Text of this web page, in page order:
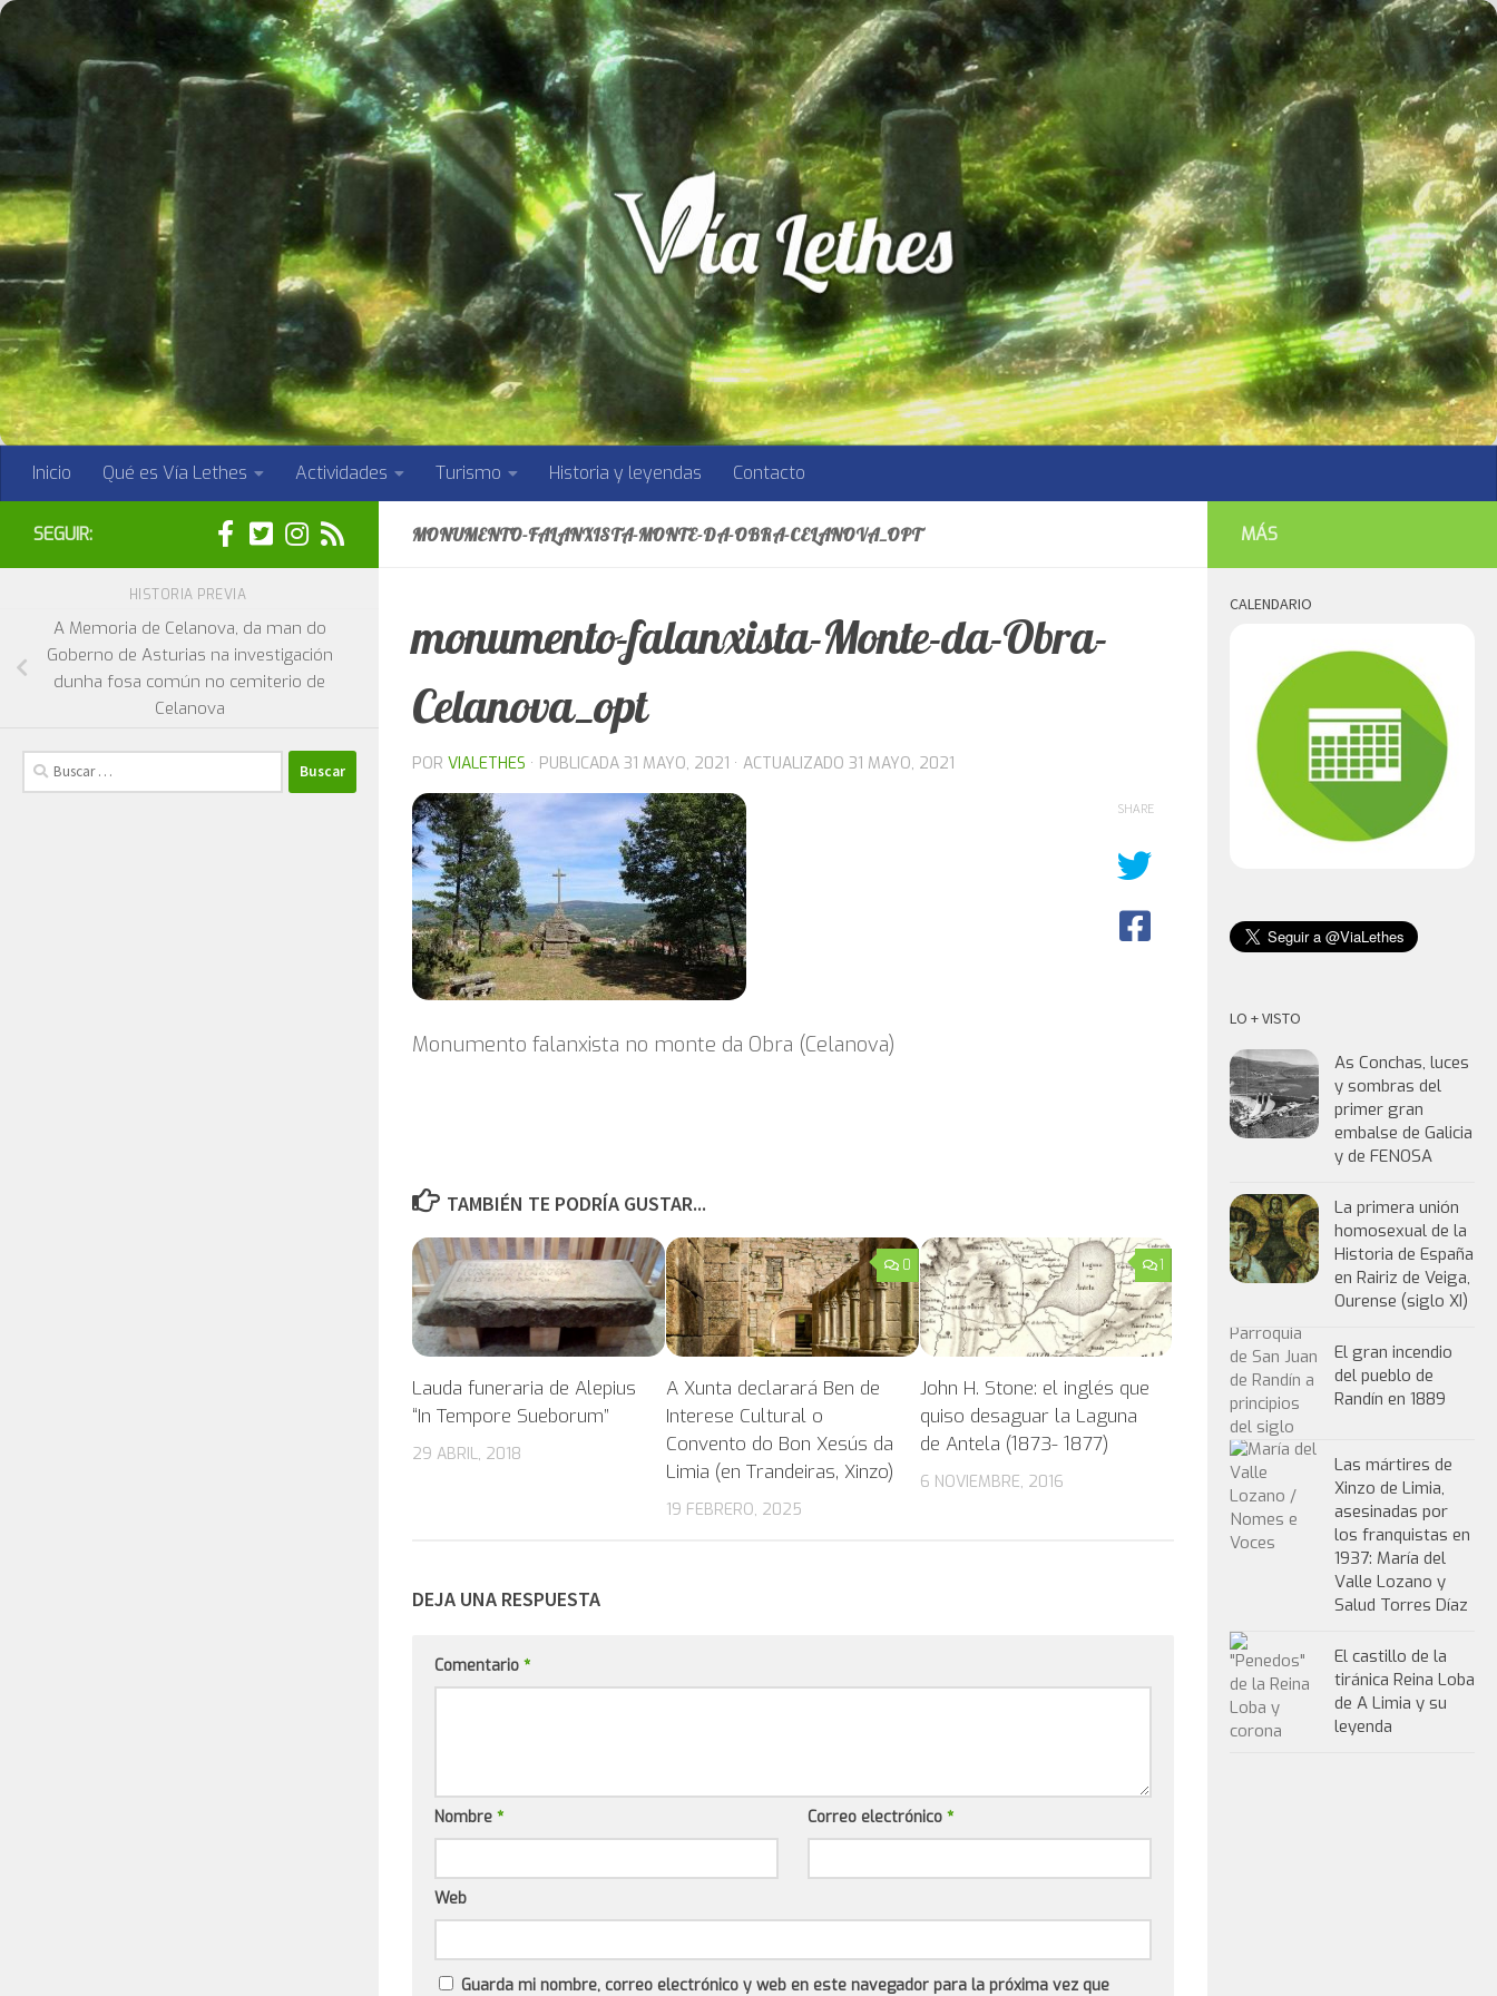
Saltar al contenido
Inicio Qué es Vía Lethes Actividades Turismo Historia y leyendas Contacto
MONUMENTO-FALANXISTA-MONTE-DA-OBRA-CELANOVA_OPT
monumento-falanxista-Monte-da-Obra-
Celanova_opt
POR VIALETHES · PUBLICADA 31 MAYO, 2021 · ACTUALIZADO 31 MAYO, 2021
Monumento falanxista no monte da Obra (Celanova)
SHARE
TAMBIÉN TE PODRÍA GUSTAR...
Lauda funeraria de Alepius
“In Tempore Sueborum”
29 ABRIL, 2018
0
A Xunta declarará Ben de
Interese Cultural o
Convento do Bon Xesús da
Limia (en Trandeiras, Xinzo)
19 FEBRERO, 2025
1
John H. Stone: el inglés que
quiso desaguar la Laguna
de Antela (1873- 1877)
6 NOVIEMBRE, 2016
DEJA UNA RESPUESTA
Comentario *
Nombre * Correo electrónico *
Web
Guarda mi nombre, correo electrónico y web en este navegador para la próxima vez que
SEGUIR:
HISTORIA PREVIA
A Memoria de Celanova, da man do
Goberno de Asturias na investigación
dunha fosa común no cemiterio de
Celanova
Buscar:
MÁS
CALENDARIO
LO + VISTO
As Conchas, luces
y sombras del
primer gran
embalse de Galicia
y de FENOSA
La primera unión
homosexual de la
Historia de España
en Rairiz de Veiga,
Ourense (siglo XI)
El gran incendio
del pueblo de
Randín en 1889
Las mártires de
Xinzo de Limia,
asesinadas por
los franquistas en
1937: María del
Valle Lozano y
Salud Torres Díaz
El castillo de la
tiránica Reina Loba
de A Limia y su
leyenda